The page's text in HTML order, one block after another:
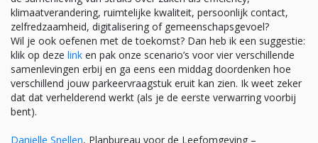
klimaatverandering, ruimtelijke kwaliteit, persoonlijk contact,
zelfredzaamheid, digitalisering of gemeenschapsgevoel?
Wil je ook oefenen met de toekomst? Dan heb ik een suggestie:
klik op deze link en pak onze scenario’s voor vier verschillende
samenlevingen erbij en ga eens een middag doordenken hoe
verschillend jouw parkeervraagstuk eruit kan zien. Ik weet zeker
dat dat verhelderend werkt (als je de eerste verwarring voorbij
bent).
Danielle Snellen, Planbureau voor de Leefomgeving –